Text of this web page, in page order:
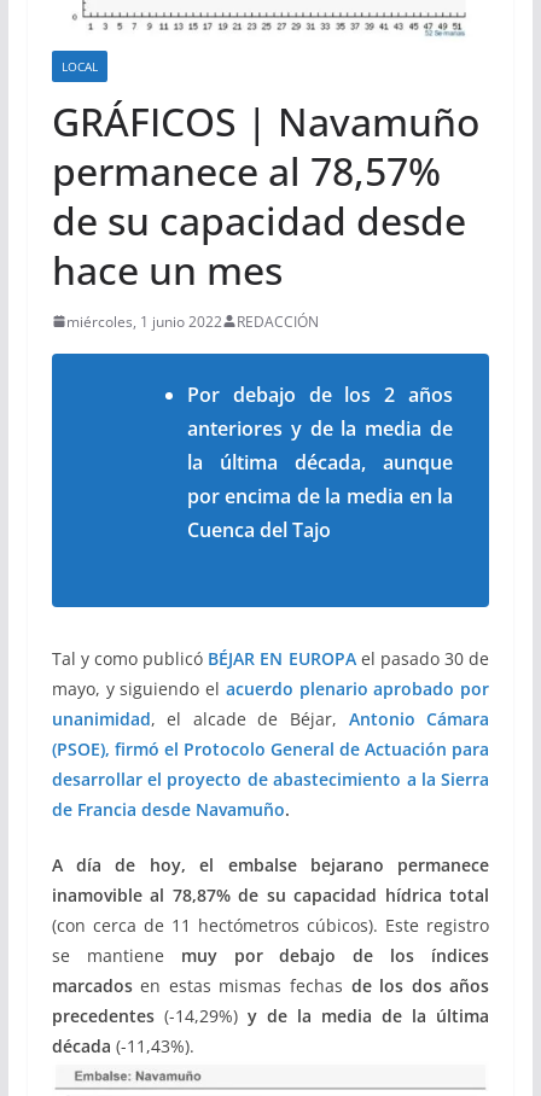
LOCAL
GRÁFICOS | Navamuño
permanece al 78,57%
de su capacidad desde
hace un mes
miércoles, 1 junio 2022 REDACCIÓN
Por debajo de los 2 años
anteriores y de la media de
la última década, aunque
por encima de la media en la
Cuenca del Tajo
Tal y como publicó BÉJAR EN EUROPAel pasado 30 de
mayo, y siguiendo el acuerdo plenario aprobado por
unanimidad, el alcade de Béjar, Antonio Cámara
(PSOE), firmó el Protocolo General de Actuación para
desarrollar el proyecto de abastecimiento a la Sierra
de Francia desde Navamuño.
A día de hoy,el embalse bejarano permanece
inamovible al 78,87% de su capacidad hídrica total
(con cerca de 11 hectómetros cúbicos). Este registro
se mantiene muy por debajo de los índices
marcadosen estas mismas fechas de los dos años
precedentes (-14,29%)y de la media de la última
década (-11,43%).